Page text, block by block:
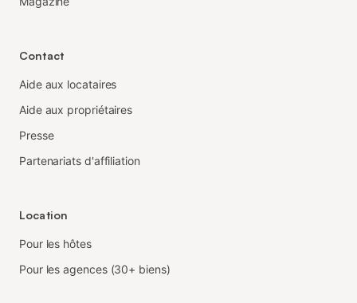
Contact
Aide aux locataires
Aide aux propriétaires
Presse
Partenariats d'affiliation
Location
Pour les hôtes
Pour les agences (30+ biens)